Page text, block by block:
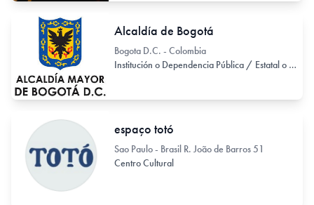
Alcaldía de Bogotá
Bogota D.C. - Colombia
Institución o Dependencia Pública / Estatal o Provincial
espaço totó
Sao Paulo - Brasil R. João de Barros 51
Centro Cultural